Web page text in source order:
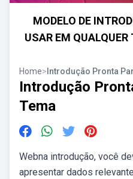
MODELO DE
USAR EM QUALQUER
Home> Introdução Pronta
Introdução
Tema
Webna introdução, você
apresentar dados